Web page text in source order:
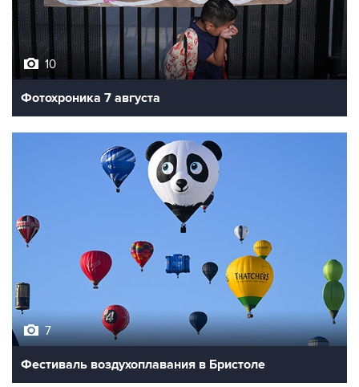
10
Фотохроника 7 августа
7
Фестиваль воздухоплавания в Бристоле